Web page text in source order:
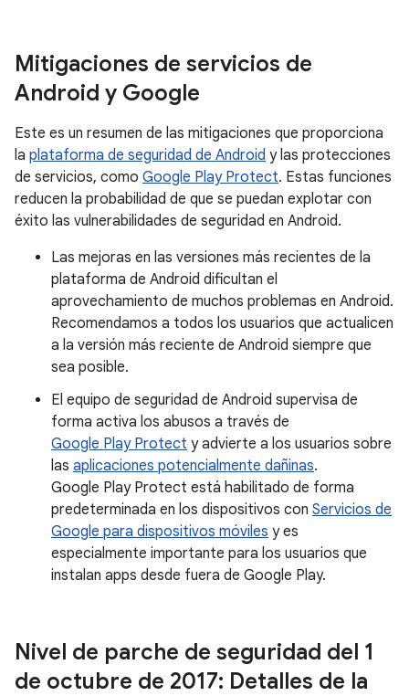
Mitigaciones de servicios de
Android y Google
Este es un resumen de las mitigaciones que proporciona
la plataforma de seguridad de Android y las protecciones
de servicios, como Google Play Protect. Estas funciones
reducen la probabilidad de que se puedan explotar con
éxito las vulnerabilidades de seguridad en Android.
Las mejoras en las versiones más recientes de la
plataforma de Android dificultan el
aprovechamiento de muchos problemas en Android.
Recomendamos a todos los usuarios que actualicen
a la versión más reciente de Android siempre que
sea posible.
El equipo de seguridad de Android supervisa de
forma activa los abusos a través de
Google Play Protect y advierte a los usuarios sobre
las aplicaciones potencialmente dañinas.
Google Play Protect está habilitado de forma
predeterminada en los dispositivos con Servicios de
Google para dispositivos móviles y es
especialmente importante para los usuarios que
instalan apps desde fuera de Google Play.
Nivel de parche de seguridad del 1
de octubre de 2017: Detalles de la